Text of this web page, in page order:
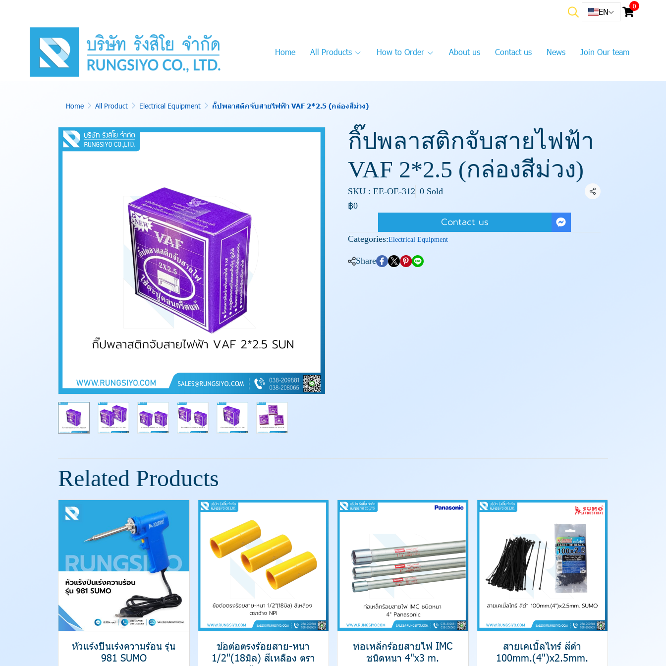
EN
0
Home All Products How to Order About us Contact us News Join Our team
Home All Product Electrical Equipment กิ๊ปพลาสติกจับสายไฟฟ้า VAF 2*2.5 (กล่องสีม่วง)
กิ๊ปพลาสติกจับสายไฟฟ้า
VAF 2*2.5 (กล่องสีม่วง)
SKU : EE-OE-312 0 Sold Share
฿0
Contact us
Categories:Electrical Equipment
Share
Related Products
หัวแร้งปืนเร่งความร้อน รุ่น
981 SUMO
ข้อต่อตรงร้อยสาย-หนา
1/2"(18มิล) สีเหลือง ตรา
ท่อเหล็กร้อยสายไฟ IMC
ชนิดหนา 4"x3 m.
สายเคเบิ้ลไทร์ สีดำ
100mm.(4")x2.5mm.